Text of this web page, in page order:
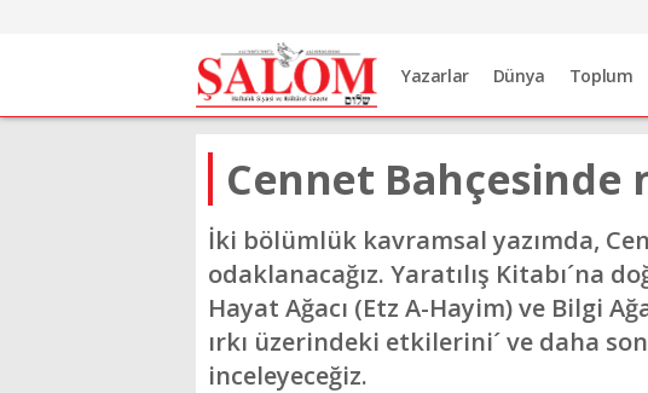
Yazarlar Dünya Toplum
Cennet Bahçesinde
İki bölümlük kavramsal yazımda,
odaklanacağız. Yaratılış Kitabı´na
Hayat Ağacı (Etz A-Hayim) ve Bilgi
ırkı üzerindeki etkilerini´ ve daha
inceleyeceğiz.